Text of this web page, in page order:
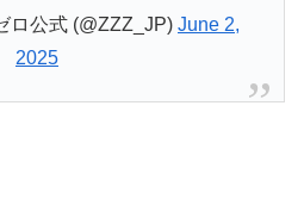
公式 (@ZZZ_JP) June 2,
2025